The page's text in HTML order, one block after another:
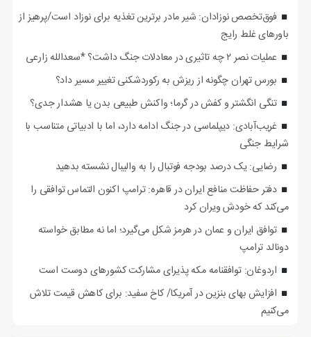
فوق‌تخصص نوزادان: شیر مادر برترین تغذیه برای نوزاد است/پرهیز از
باورهای غلط رایج
عملیات نصر ۲ چه تاثیری در معادلات جنگ داشت؟ *سعدالله زارعی
بورس تهران چگونه از ریزش به رکوردشکنی تغییر مسیر داد؟
تنگی انگشتر و کفش در گرما؛ واکنش طبیعی بدن یا هشدار جدی؟
غریب‌آبادی: دیپلماسی در جنگ ادامه دارد، اما با ادبیاتی متناسب با
شرایط جنگی
رضایی: یک درصد بودجه فوتبال را به والیبال نشسته بدهید
دفتر حفاظت منافع ایران در قاهره: ترامپ اکنون التماس توافقی را
می‌کند که خودش ویران کرد
توافق ایران و عمان در هرمز شکل می‌گیرد؛ اما نه مطابق خواسته
دونالد ترامپ
اردوغان: توافقنامه مکه پذیرای مشارکت کشورهای دوست است
افزایش بهای بنزین در آمریکا/ کاخ سفید: برای کاهش قیمت تلاش
می‌کنیم